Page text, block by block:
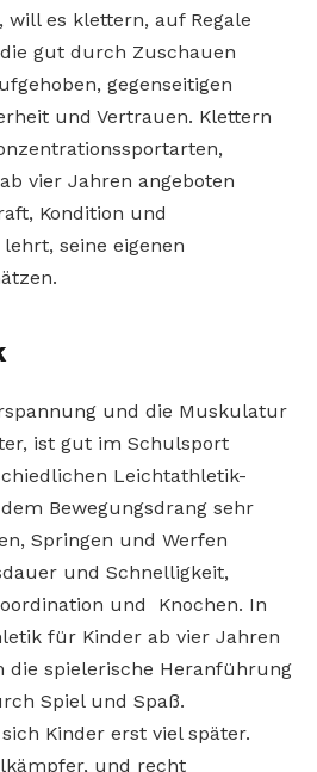
will es klettern, auf Regale
gut durch Zuschauen
gegenseitigen
und Vertrauen. Klettern
vier Jahren angeboten
Kondition und
seine eigenen
und die Muskulatur
ist gut im Schulsport
Leichtathletik-
Bewegungsdrang sehr
Springen und Werfen
und Schnelligkeit,
und Knochen. In
für Kinder ab vier Jahren
die spielerische Heranführung
Spiel und Spaß.
Kinder erst viel später.
und recht